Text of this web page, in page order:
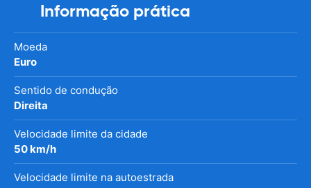
Informação prática
Moeda
Euro
Sentido de condução
Direita
Velocidade limite da cidade
50 km/h
Velocidade limite na autoestrada